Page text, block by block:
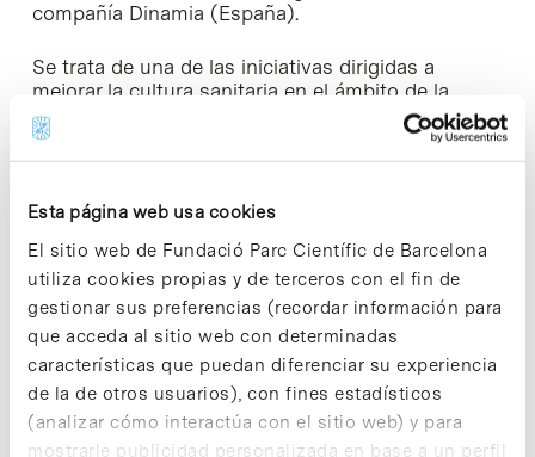
Esta página web usa cookies
El sitio web de Fundació Parc Científic de Barcelona
utiliza cookies propias y de terceros con el fin de
gestionar sus preferencias (recordar información para
que acceda al sitio web con determinadas
características que puedan diferenciar su experiencia
de la de otros usuarios), con fines estadísticos
(analizar cómo interactúa con el sitio web) y para
mostrarle publicidad personalizada en base a un perfil
compañía Dinamia (España).
Se trata de una de las iniciativas dirigidas a
mejorar la cultura sanitaria en el ámbito de la
donación y el trasplante a escala internacional que
han sido impulsadas por Martí Manyalich, profesor
de laFacultad de Medicina y Ciencias de la Salud
Clínic de Barcelonay presidente de la Fundación